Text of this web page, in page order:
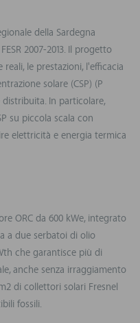
della Sardegna
2007-2013. Il progetto
le prestazioni, l'efficacia
solare (CSP) (P
In particolare,
su piccola scala con
elettricità e energia termica
ORC da 600 kWe, integrato
a due serbatoi di olio
che garantisce più di
anche senza irraggiamento
di collettori solari Fresnel
fossili.